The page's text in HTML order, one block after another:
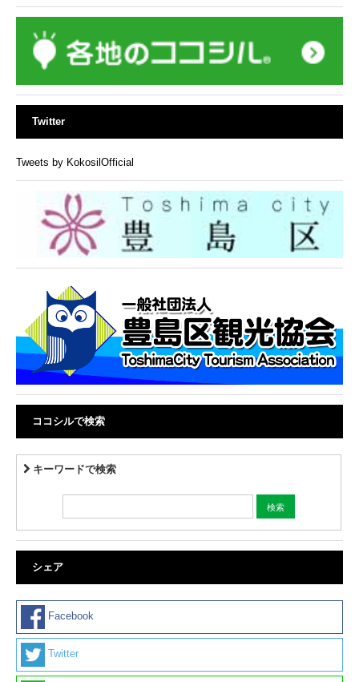
Twitter
Tweets by KokosilOfficial
ココシルで検索
キーワードで検索
シェア
Facebook
Twitter